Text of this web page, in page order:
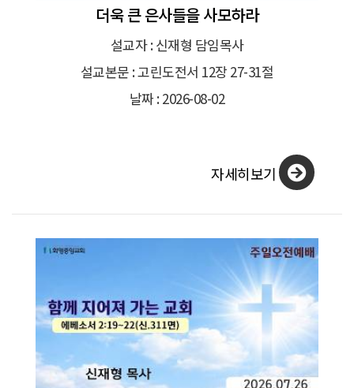
더욱 큰 은사들을 사모하라
설교자 : 신재형 담임목사
설교본문 : 고린도전서 12장 27-31절
날짜 : 2026-08-02
자세히보기